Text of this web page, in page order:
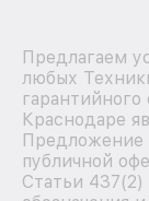
Предлагаем
любых
Краснодаре
Предложение
публичной
Статьи